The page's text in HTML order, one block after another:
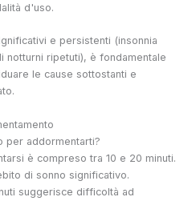
d'uso.
e persistenti (insonnia
notturni ripetuti), è fondamentale
le cause sottostanti e
per addormentarti?
è compreso tra 10 e 20 minuti.
di sonno significativo.
suggerisce difficoltà ad